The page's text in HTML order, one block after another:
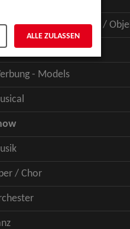
- Figur / Puppe /
- Talents
- Models
/ Chor
ALLE ZULASSEN